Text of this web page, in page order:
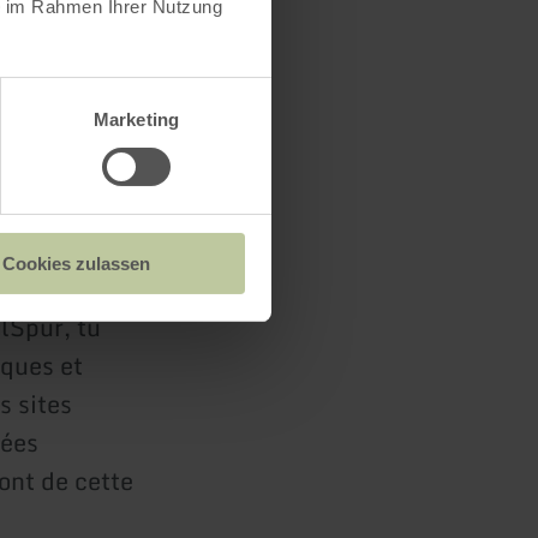
Rahmen Ihrer Nutzung
Marketing
Cookies zulassen
tu
et
sites
de cette